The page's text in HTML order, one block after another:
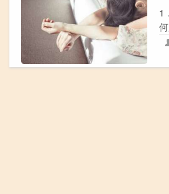
1